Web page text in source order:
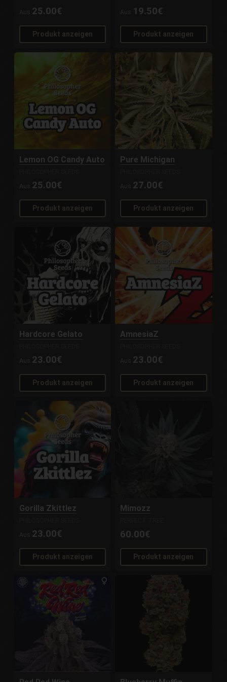
Aus 25.00€
Produkt anzeigen
Aus
19.50€
Produkt anzeigen
Lemon OG Candy Auto
Aus 25.00€
Produkt anzeigen
Pure Michigan
Aus 27.00€
Produkt anzeigen
Hardcore Gelato
Aus 23.00€
Produkt anzeigen
AmnesiaZ
Aus 23.00€
Produkt anzeigen
Gorilla Zkittlez
Aus 23.00€
Produkt anzeigen
Mimozz
60.00€
Produkt anzeigen